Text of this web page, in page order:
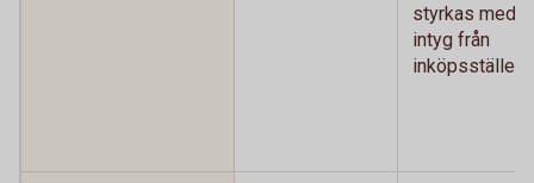
styrkas med
intyg från
inköpsstället.)